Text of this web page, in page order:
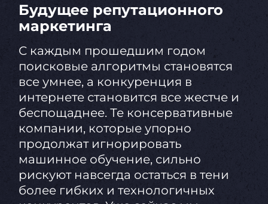
Будущее репутационного
маркетинга
С каждым прошедшим годом
поисковые алгоритмы становятся
все умнее, а конкуренция в
интернете становится все жестче и
беспощаднее. Те консервативные
компании, которые упорно
продолжат игнорировать
машинное обучение, сильно
рискуют навсегда остаться в тени
более гибких и технологичных